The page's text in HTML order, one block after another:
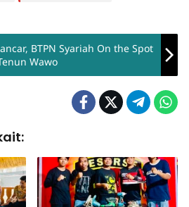
BTPN Syariah On the Spot
Wawo